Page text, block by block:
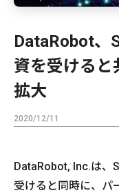
DataRobot、
資を受けると
拡大
2020/12/11
DataRobot, Inc.は、
受けると同時に、パ